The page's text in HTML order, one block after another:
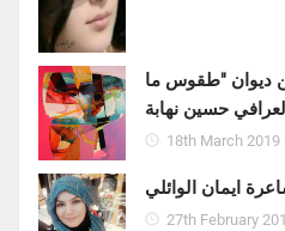
ديوان "طقوس ما
حسين نهابة
18th March 2019
ايمان الوائلي
27th February